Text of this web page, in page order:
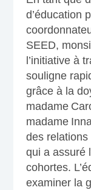
d’éducation
SEED,
l’initiative à
souligne
grâce à la
madame
madame
des
qui a assuré
cohortes.
examiner la